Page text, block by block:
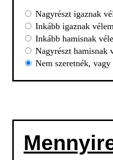
Nagyrészt igaznak
Inkább igaznak
Inkább hamisnak
Nagyrészt hamisnak
Nem szeretnék,